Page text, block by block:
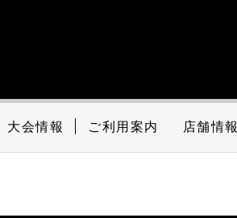
大会情報 ご利用案内 店舗情報